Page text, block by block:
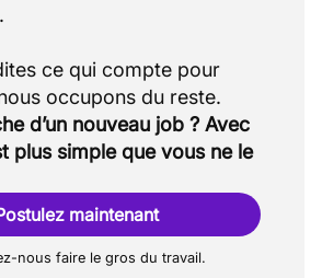
ce qui compte pour
d’un nouveau job ? Avec
plus simple que vous ne le
maintenant
nous faire le gros du travail.